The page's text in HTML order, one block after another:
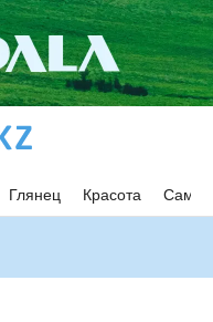
Глянец Красота